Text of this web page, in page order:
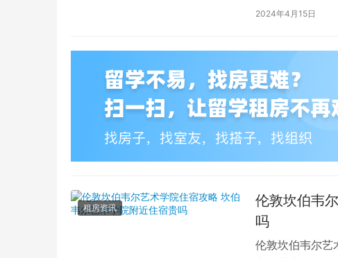
2024年4月15日
租房资讯
伦敦坎伯韦
吗
伦敦坎伯韦尔艺